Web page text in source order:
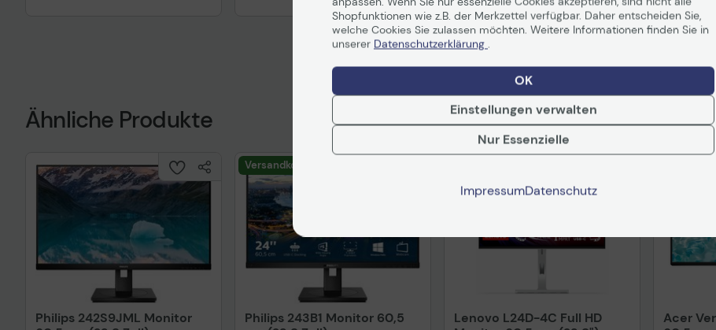
gemäß der EU-
Vorvertragliche Informationen
gemäß der EU-
Datenverordnung
gemäß
Ähnliche Produkte
Philips 242S9JML Monitor
Versandkostenfrei
Philips 243B1 Monitor 60,5
Lenovo L24D-4C Full HD
Acer
Shopfunktionen wie z.B. der Merkzettel verfügbar. Daher entscheiden Sie,
welche Cookies Sie zulassen möchten. Weitere Informationen finden Sie in
unserer Datenschutzerklärung .
OK
Einstellungen verwalten
Nur Essenzielle
ImpressumDatenschutz